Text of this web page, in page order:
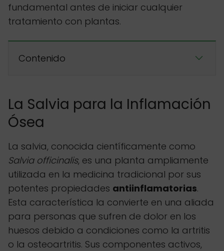
fundamental antes de iniciar cualquier
tratamiento con plantas.
Contenido
La Salvia para la Inflamación
Ósea
La salvia, conocida científicamente como
Salvia officinalis, es una planta ampliamente
utilizada en la medicina tradicional por sus
potentes propiedades antiinflamatorias.
Esta característica la convierte en una aliada
para personas que sufren de dolor en los
huesos debido a condiciones como la artritis
o la osteoartritis. Sus componentes activos,